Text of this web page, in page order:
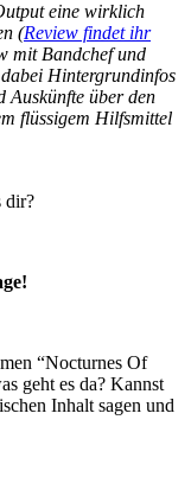
eine wirklich
(Review findet ihr
mit Bandchef und
Hintergrundinfos
Auskünfte über den
flüssigem Hilfsmittel
dir?
“Nocturnes Of
geht es da? Kannst
Inhalt sagen und